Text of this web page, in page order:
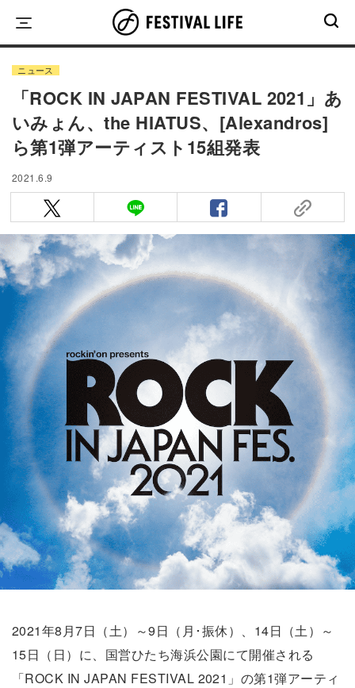
content
ニュース
「ROCK IN JAPAN FESTIVAL 2021」あ
いみょん、the HIATUS、[Alexandros]
ら第1弾アーティスト15組発表
2021.6.9
2021年8月7日（土）～9日（月･振休）、14日（土）～
15日（日）に、国営ひたち海浜公園にて開催される
「ROCK IN JAPAN FESTIVAL 2021」の第1弾アーティ